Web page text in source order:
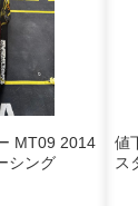
MT09 2014
シング
値
ス